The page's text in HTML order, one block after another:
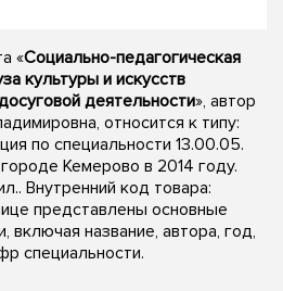
«Социально-педагогическая
культуры и искусств
деятельности», автор
относится к типу:
по специальности 13.00.05.
Кемерово в 2014 году.
Внутренний код товара:
представлены основные
включая название, автора, год,
специальности.